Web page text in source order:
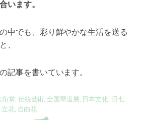
います。
中でも、彩り鮮やかな生活を送る
、
記事を書いています。
角堂, 伝統芸術,全国華道展, 日本文化, 旧七
立花, 自由花